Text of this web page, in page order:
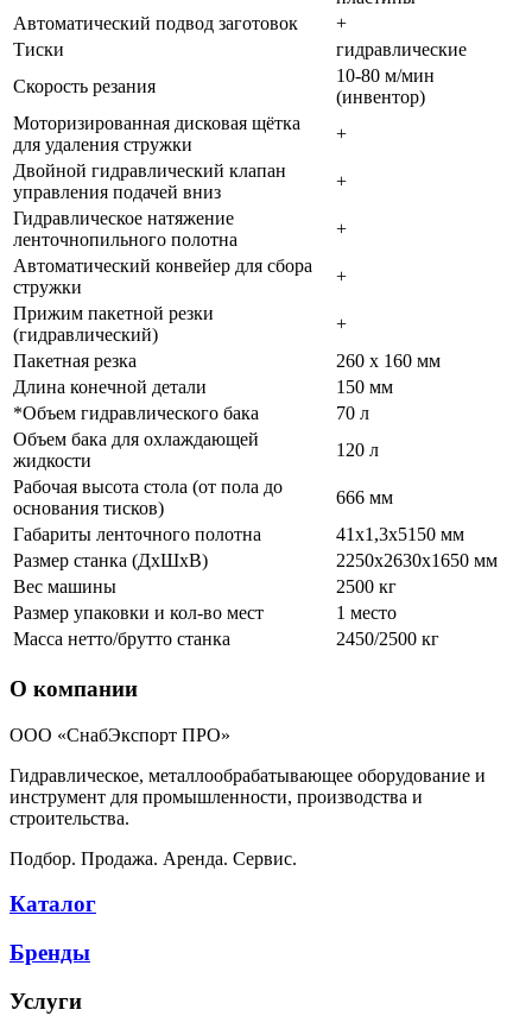
Автоматический подвод заготовок
+
Тиски
гидравлические
Скорость резания
10-80 м/мин
(инвентор)
Моторизированная дисковая щётка
для удаления стружки
+
Двойной гидравлический клапан
управления подачей вниз
+
Гидравлическое натяжение
ленточнопильного полотна
+
Автоматический конвейер для сбора
стружки
+
Прижим пакетной резки
(гидравлический)
+
Пакетная резка
260 х 160 мм
Длина конечной детали
150 мм
*Объем гидравлического бака
70 л
Объем бака для охлаждающей
жидкости
120 л
Рабочая высота стола (от пола до
основания тисков)
666 мм
Габариты ленточного полотна
41х1,3х5150 мм
Размер станка (ДхШхВ)
2250х2630х1650 мм
Вес машины
2500 кг
Размер упаковки и кол-во мест
1 место
Масса нетто/брутто станка
2450/2500 кг
О компании
ООО «СнабЭкспорт ПРО»
Гидравлическое, металлообрабатывающее оборудование и
инструмент для промышленности, производства и
строительства.
Подбор. Продажа. Аренда. Сервис.
Каталог
Бренды
Услуги